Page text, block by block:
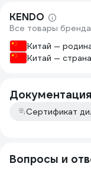
KENDO
Все товары бренда
Китай —
Китай —
Документация
Сертификат
Вопросы и